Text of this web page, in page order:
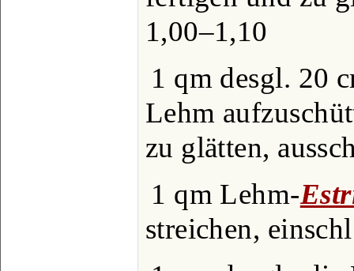
1,00‒1,10
1 qm desgl. 20
Lehm
zu glätten,
1 qm Lehm-
streichen,